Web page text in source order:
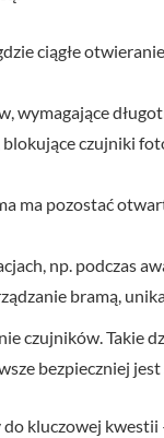
ciągłe
wymagające
czujniki
ma pozostać
np. podczas
bramą,
czujników. Takie
bezpieczniej
kluczowej